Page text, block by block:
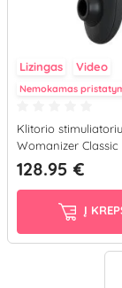
Lizingas Video
Nemokamas
Klitorio
Womanizer
128.95 €
Į